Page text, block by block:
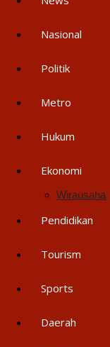
Nasional
Politik
Metro
Hukum
Ekonomi
Wirausaha
Pendidikan
Tourism
Sports
Daerah